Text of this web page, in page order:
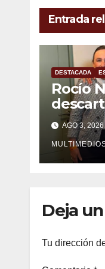
Entrada
DESTACADA
Rocío
el
pero
AGO 3, 2026
Deja
Tu dirección